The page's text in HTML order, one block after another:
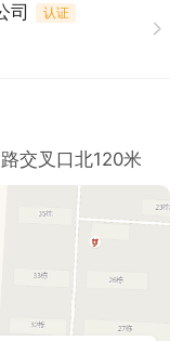
13：30-17:30
司 认证
交叉口北120米